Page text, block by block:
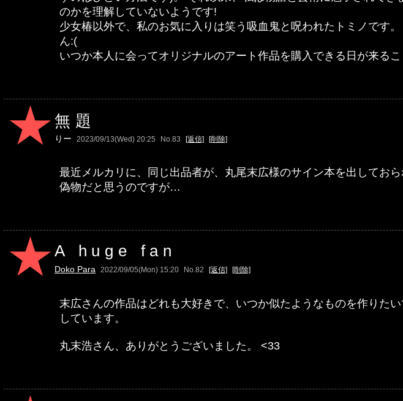
のかを理解していないようです!
少女椿以外で、私のお気に入りは笑う吸血鬼と呪われたトミノです
ん:(
いつか本人に会ってオリジナルのアート作品を購入できる日が来る
無題
りー 2023/09/13(Wed) 20:25 No.83 [返信] [削除]
最近メルカリに、同じ出品者が、丸尾末広様のサイン本を出しておら
偽物だと思うのですが…
A huge fan
Doko Para 2022/09/05(Mon) 15:20 No.82 [返信] [削除]
末広さんの作品はどれも大好きで、いつか似たようなものを作りた
しています。
丸末浩さん、ありがとうございました。 <33